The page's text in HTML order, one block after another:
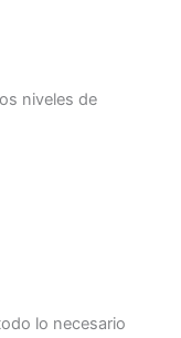
niveles de
lo necesario